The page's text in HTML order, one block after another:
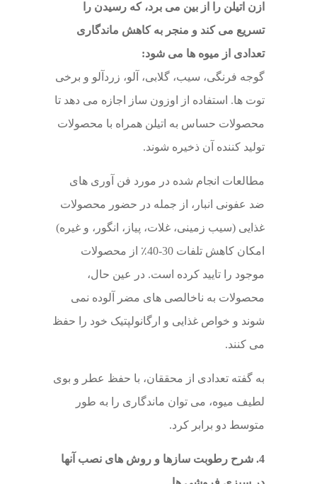
ازن اتیلن را از بین می برد، که رسیدن را
تسریع می کند و منجر به کاهش ماندگاری
تعدادی از میوه ها می شود:
گوجه فرنگی، سیب، گلابی، آلو، زردآلو و برخی
توت ها. استفاده از اوزون ساز اجازه می دهد تا
محصولات حساس به اتیلن همراه با محصولات
تولید کننده آن ذخیره شوند.
مطالعات انجام شده در مورد فن آوری های
ضد عفونی انبار، از جمله در حضور محصولات
غذایی (سیب زمینی، غلات، پیاز، انگور، و غیره)
امکان کاهش تلفات 30-40٪ از محصولات
موجود را تایید کرده است. در عین حال،
محصولات به ناخالصی های مضر آلوده نمی
شوند و خواص غذایی و ارگانولپتیک خود را حفظ
می کنند.
به گفته تعدادی از محققان، با حفظ عطر و بوی
لطیف میوه، می توان ماندگاری را به طور
متوسط ​​دو برابر کرد.
4. شرح رطوبت سازها و روش های نصب آنها